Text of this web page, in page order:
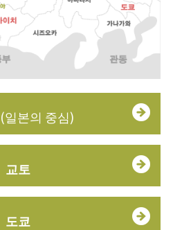
(일본의 중심)
교토
도쿄